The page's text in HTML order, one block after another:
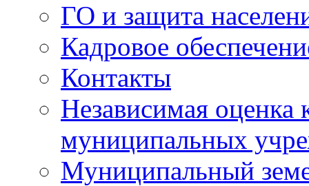
ГО и защита
Кадровое
Контакты
Независимая оценка
муниципальных
Муниципальный